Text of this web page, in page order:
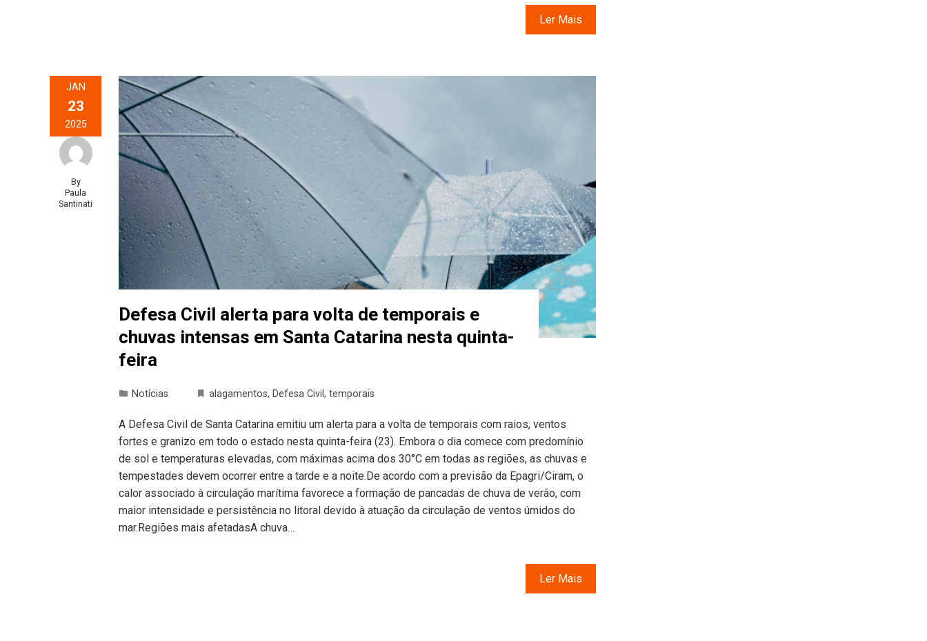
Ler Mais
JAN
23
2025
By
Paula
Santinati
Defesa Civil alerta para volta de temporais e
chuvas intensas em Santa Catarina nesta quinta-
feira
Notícias alagamentos, Defesa Civil , temporais
A Defesa Civil de Santa Catarina emitiu um alerta para a volta de temporais com raios, ventos
fortes e granizo em todo o estado nesta quinta-feira (23). Embora o dia comece com predomínio
de sol e temperaturas elevadas, com máximas acima dos 30°C em todas as regiões, as chuvas e
tempestades devem ocorrer entre a tarde e a noite.De acordo com a previsão da Epagri/Ciram, o
calor associado à circulação marítima favorece a formação de pancadas de chuva de verão, com
maior intensidade e persistência no litoral devido à atuação da circulação de ventos úmidos do
mar.Regiões mais afetadasA chuva…
Ler Mais